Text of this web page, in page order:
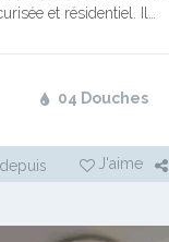
et résidentiel. Il…
04 Douches
J'aime